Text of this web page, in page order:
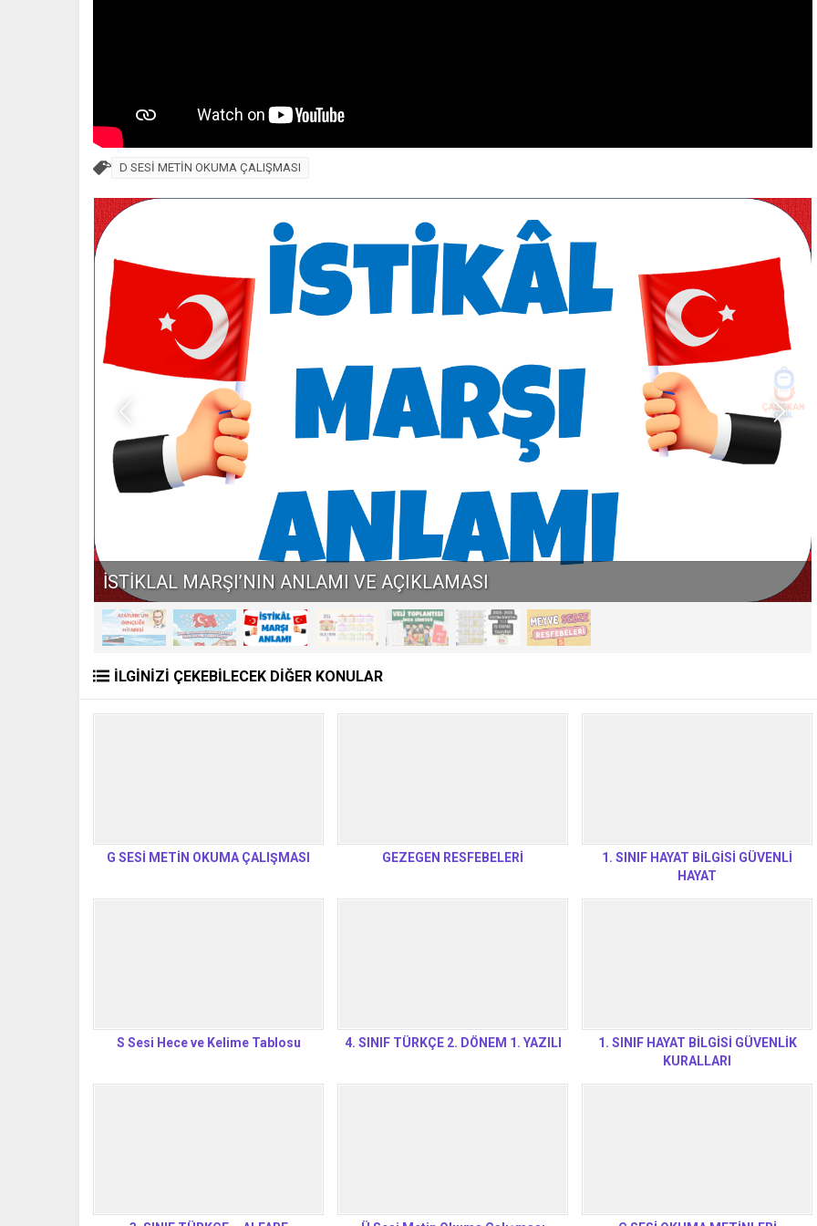
D SESİ METİN OKUMA ÇALIŞMASI
2026 YILI TAKVİMİNİ İNDİR PDF
İLGİNİZİ ÇEKEBİLECEK DİĞER KONULAR
G SESİ METİN OKUMA ÇALIŞMASI GEZEGEN RESFEBELERİ
1. SINIF HAYAT BİLGİSİ GÜVENLİ
HAYAT
S Sesi Hece ve Kelime Tablosu 4. SINIF TÜRKÇE 2. DÖNEM 1. YAZILI
1. SINIF HAYAT BİLGİSİ GÜVENLİK
KURALLARI